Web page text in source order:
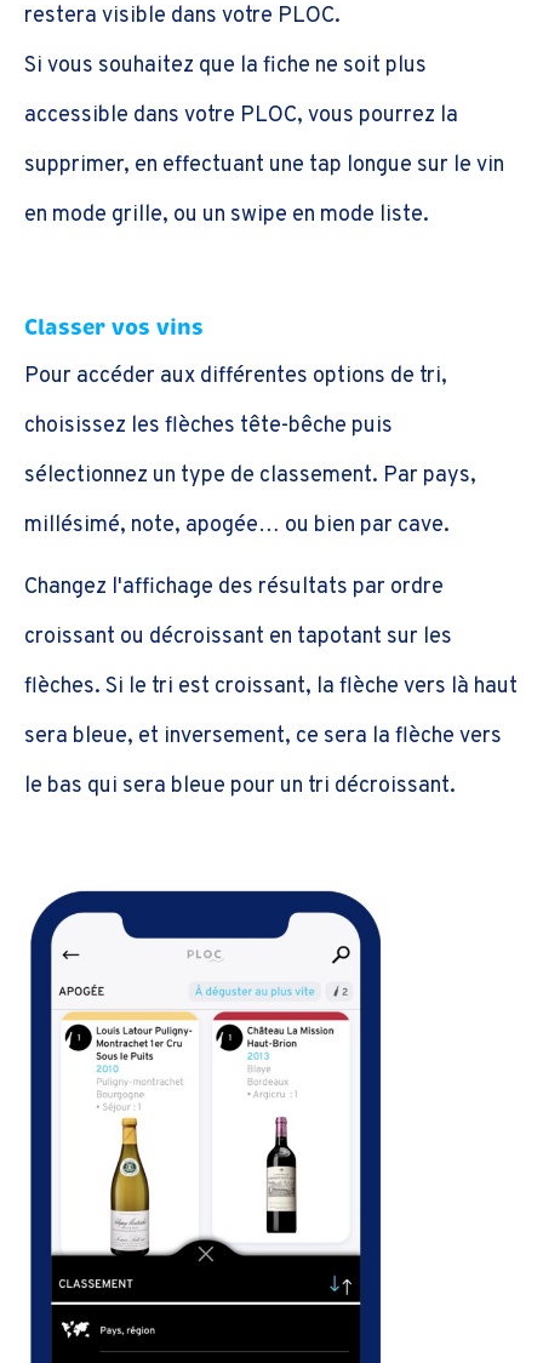
restera visible dans votre PLOC.
Si vous souhaitez que la fiche ne soit plus
accessible dans votre PLOC, vous pourrez la
supprimer, en effectuant une tap longue sur le vin
en mode grille, ou un swipe en mode liste.
Classer vos vins
Pour accéder aux différentes options de tri,
choisissez les flèches tête-bêche puis
sélectionnez un type de classement. Par pays,
millésimé, note, apogée… ou bien par cave.
Changez l'affichage des résultats par ordre
croissant ou décroissant en tapotant sur les
flèches. Si le tri est croissant, la flèche vers là haut
sera bleue, et inversement, ce sera la flèche vers
le bas qui sera bleue pour un tri décroissant.